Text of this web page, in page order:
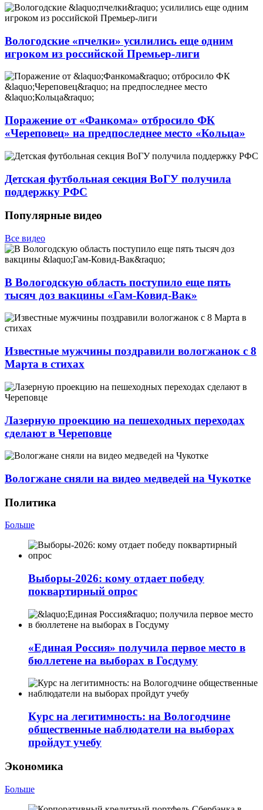
Вологодские «пчелки» усилились еще одним
игроком из российской Премьер-лиги
Поражение от «Фанкома» отбросило ФК
«Череповец» на предпоследнее место «Кольца»
Детская футбольная секция ВоГУ получила
поддержку РФС
Популярные видео
Все видео
В Вологодскую область поступило еще пять
тысяч доз вакцины «Гам-Ковид-Вак»
Известные мужчины поздравили вологжанок с 8
Марта в стихах
Лазерную проекцию на пешеходных переходах
сделают в Череповце
Вологжане сняли на видео медведей на Чукотке
Политика
Больше
Выборы-2026: кому отдает победу
поквартирный опрос
«Единая Россия» получила первое место в
бюллетене на выборах в Госдуму
Курс на легитимность: на Вологодчине
общественные наблюдатели на выборах
пройдут учебу
Экономика
Больше